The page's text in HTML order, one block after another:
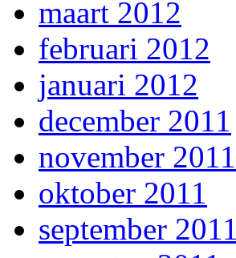
maart 2012
februari 2012
januari 2012
december 2011
november 2011
oktober 2011
september 2011